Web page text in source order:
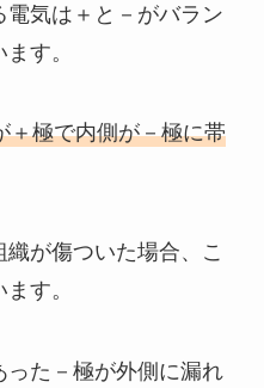
気は＋と－がバラン
す。
＋極で内側が－極に帯
が傷ついた場合、こ
す。
た－極が外側に漏れ